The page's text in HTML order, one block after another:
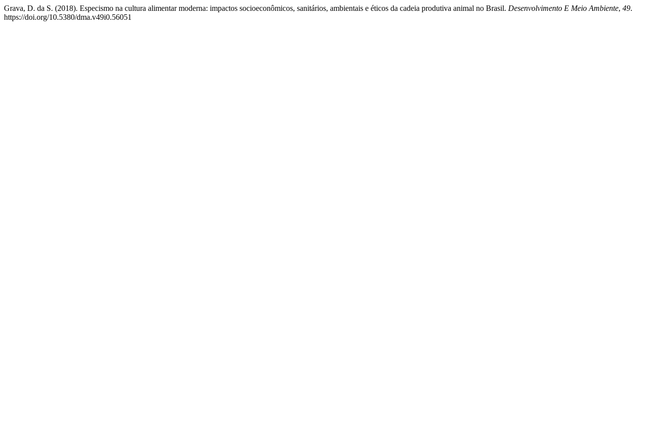
Grava, D. da S. (2018). Especismo na cultura alimentar moderna: impactos socioeconômicos, sanitários, ambientais e éticos da cadeia produtiva animal no Brasil. Desenvolvimento E Meio Ambiente, 49.
https://doi.org/10.5380/dma.v49i0.56051